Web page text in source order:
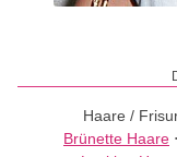
Haare /
Brünette Haare ⋅